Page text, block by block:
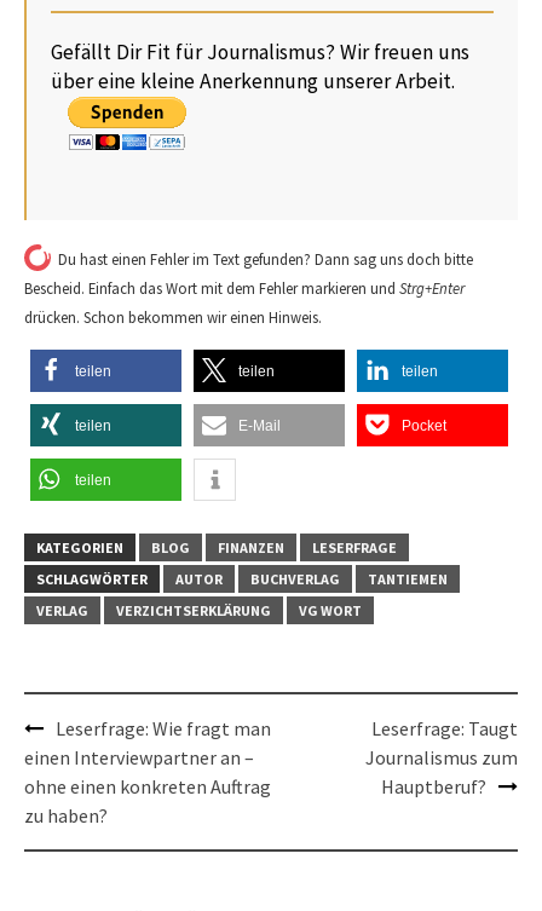
Gefällt Dir Fit für Journalismus? Wir freuen uns
über eine kleine Anerkennung unserer Arbeit.
Du hast einen Fehler im Text gefunden? Dann sag uns doch bitte
Bescheid. Einfach das Wort mit dem Fehler markieren und Strg+Enter
drücken. Schon bekommen wir einen Hinweis.
teilen teilen teilen
teilen E-Mail Pocket
teilen
KATEGORIEN BLOG FINANZEN
LESERFRAGE
SCHLAGWÖRTER
AUTOR BUCHVERLAG
TANTIEMEN
VERLAG
VERZICHTSERKLÄRUNG VG WORT
Post
navigation
Leserfrage: Wie fragt man
einen Interviewpartner an –
ohne einen konkreten Auftrag
zu haben?
Leserfrage: Taugt
Journalismus zum
Hauptberuf?